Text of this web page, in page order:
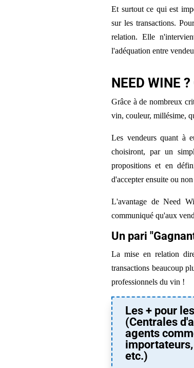
Et surtout ce qui est
sur les transactions.
relation. Elle
l'adéquation entre
NEED WINE
Grâce à de nombreux
vin, couleur, millésime,
Les vendeurs quant à
choisiront, par un
propositions et en
d'accepter ensuite ou
L'avantage de Need
communiqué qu'aux
Un pari
La mise en relation
transactions beaucoup
professionnels du vin !
Les + pour
(Centrales
agents
etc.)